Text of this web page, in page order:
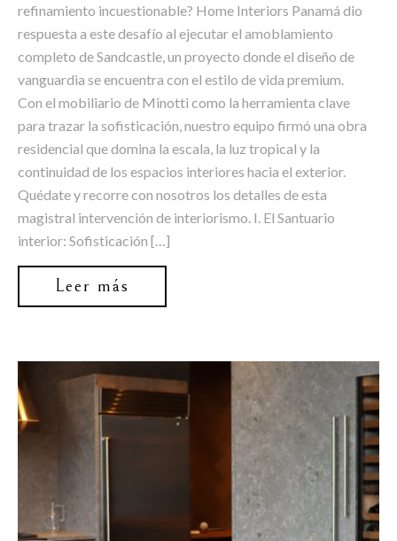
refinamiento incuestionable? Home Interiors Panamá dio
respuesta a este desafío al ejecutar el amoblamiento
completo de Sandcastle, un proyecto donde el diseño de
vanguardia se encuentra con el estilo de vida premium.
Con el mobiliario de Minotti como la herramienta clave
para trazar la sofisticación, nuestro equipo firmó una obra
residencial que domina la escala, la luz tropical y la
continuidad de los espacios interiores hacia el exterior.
Quédate y recorre con nosotros los detalles de esta
magistral intervención de interiorismo. I. El Santuario
interior: Sofisticación […]
Leer más